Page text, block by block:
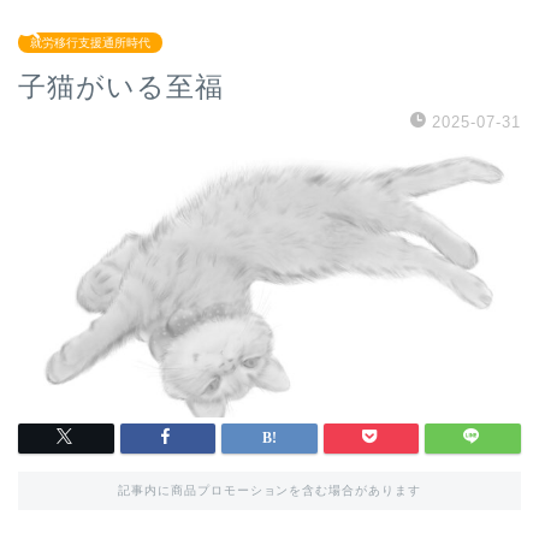
就労移行支援通所時代
子猫がいる至福
2025-07-31
記事内に商品プロモーションを含む場合があります